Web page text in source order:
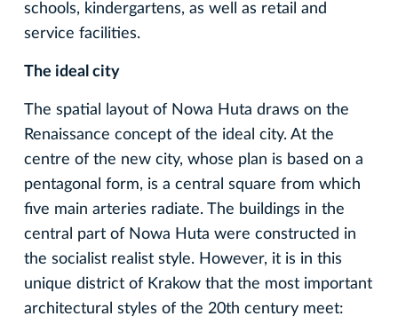
schools, kindergartens, as well as retail and
service facilities.
The ideal city
The spatial layout of Nowa Huta draws on the
Renaissance concept of the ideal city. At the
centre of the new city, whose plan is based on a
pentagonal form, is a central square from which
five main arteries radiate. The buildings in the
central part of Nowa Huta were constructed in
the socialist realist style. However, it is in this
unique district of Krakow that the most important
architectural styles of the 20th century meet: